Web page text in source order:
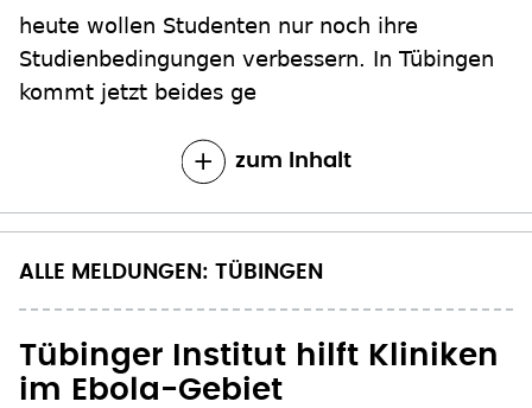
heute wollen Studenten nur noch ihre
Studienbedingungen verbessern. In Tübingen
kommt jetzt beides ge
zum Inhalt
ALLE MELDUNGEN: TÜBINGEN
Tübinger Institut hilft Kliniken
im Ebola-Gebiet